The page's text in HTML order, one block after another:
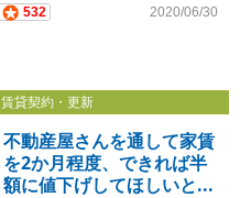
532 2020/06/30
賃貸契約・更新
不動産屋さんを通して家賃
を2か月程度、できれば半
額に値下げしてほしいと...